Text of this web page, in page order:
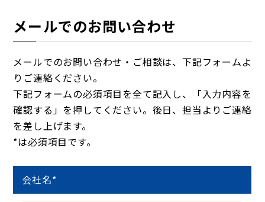
メールでのお問い合わせ
メールでのお問い合わせ・ご相談は、下記フォームよ
りご連絡ください。
下記フォームの必須項目を全て記入し、「入力内容を
確認する」を押してください。後日、担当よりご連絡
を差し上げます。
*は必須項目です。
会社名*